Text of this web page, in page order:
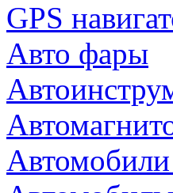
GPS
Авто фары
Автомобили